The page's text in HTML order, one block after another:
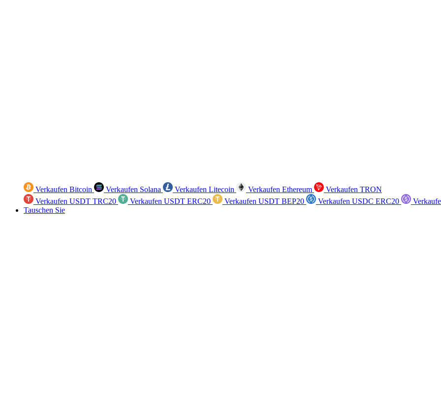
Verkaufen Bitcoin Verkaufen Solana Verkaufen Litecoin Verkaufen Ethereum
Verkaufen TRON
Verkaufen USDT TRC20
Verkaufen USDT ERC20 Verkaufen USDT BEP20 Verkaufen USDC ERC20
Tauschen Sie